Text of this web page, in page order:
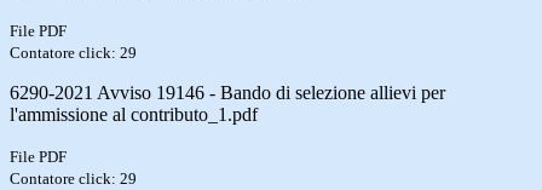
File PDF
Contatore click: 29
6290-2021 Avviso 19146 - Bando di selezione allievi per
l'ammissione al contributo_1.pdf
File PDF
Contatore click: 29